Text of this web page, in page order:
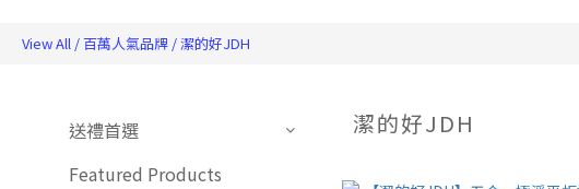
View All /百萬人氣品牌 /潔的好JDH
送禮首選
Featured Products
潔的好JDH